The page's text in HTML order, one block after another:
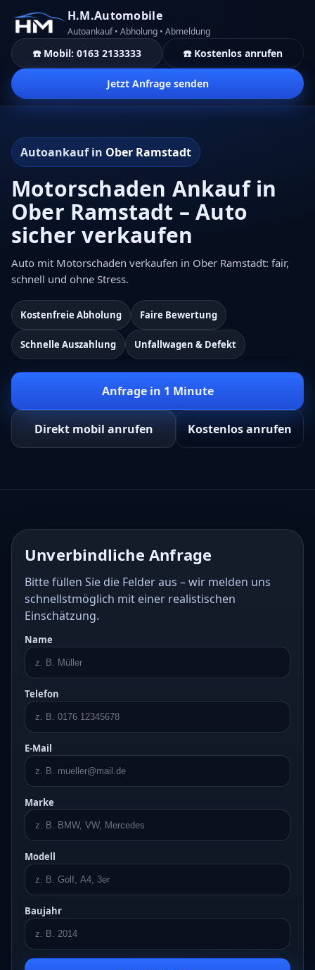
H.M.Automobile
Autoankauf • Abholung • Abmeldung
☎️ Mobil: 0163 2133333 ☎️ Kostenlos anrufen
Jetzt Anfrage senden
Autoankauf in Ober Ramstadt
Motorschaden Ankauf in
Ober Ramstadt – Auto
sicher verkaufen
Auto mit Motorschaden verkaufen in Ober Ramstadt: fair,
schnell und ohne Stress.
Kostenfreie Abholung Faire Bewertung
Schnelle Auszahlung Unfallwagen & Defekt
Anfrage in 1 Minute
Direkt mobil anrufen Kostenlos anrufen
Unverbindliche Anfrage
Bitte füllen Sie die Felder aus – wir melden uns
schnellstmöglich mit einer realistischen
Einschätzung.
Name
Telefon
E-Mail
Marke
Modell
Baujahr